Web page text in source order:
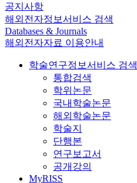
공지사항
해외전자정보서비스 검색
Databases & Journals
해외전자자료 이용안내
학술연구정보서비스 검색
통합검색
학위논문
국내학술논문
해외학술논문
학술지
단행본
연구보고서
공개강의
MyRISS